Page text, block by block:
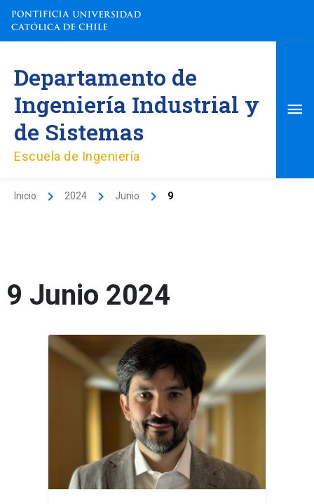
contenido
Departamento de
Ingeniería Industrial y
de Sistemas
Escuela de Ingeniería
Inicio 2024 Junio 9
9 Junio 2024
Tomás
Reyes
reelegido